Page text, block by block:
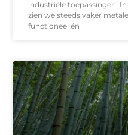
industriële toepassingen.
zien we steeds vaker
functioneel én